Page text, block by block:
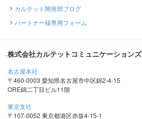
カルテット開発部ブログ
パートナー様専用フォーム
株式会社カルテットコミュニケーションズ
名古屋本社
〒460-0003 愛知県名古屋市中区錦2-4-15
ORE錦二丁目ビル11階
東京支社
〒107-0052 東京都港区赤坂4-15-1